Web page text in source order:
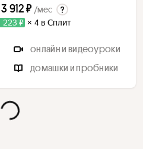
3 912 ₽ /мес
223 ₽ × 4 в Сплит
онлайн и видеоуроки
домашки и пробники